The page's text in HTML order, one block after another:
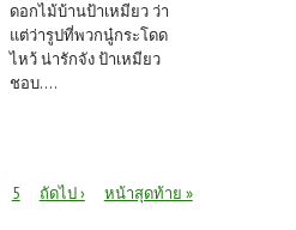
ดอกไม้บ้านป้าเหมียว ว่า
แต่ว่ารูปที่พวกนู๋กระโดด
ไหว้ น่ารักจัง ป้าเหมียว
ชอบ....
5 ถัดไป › หน้าสุดท้าย »